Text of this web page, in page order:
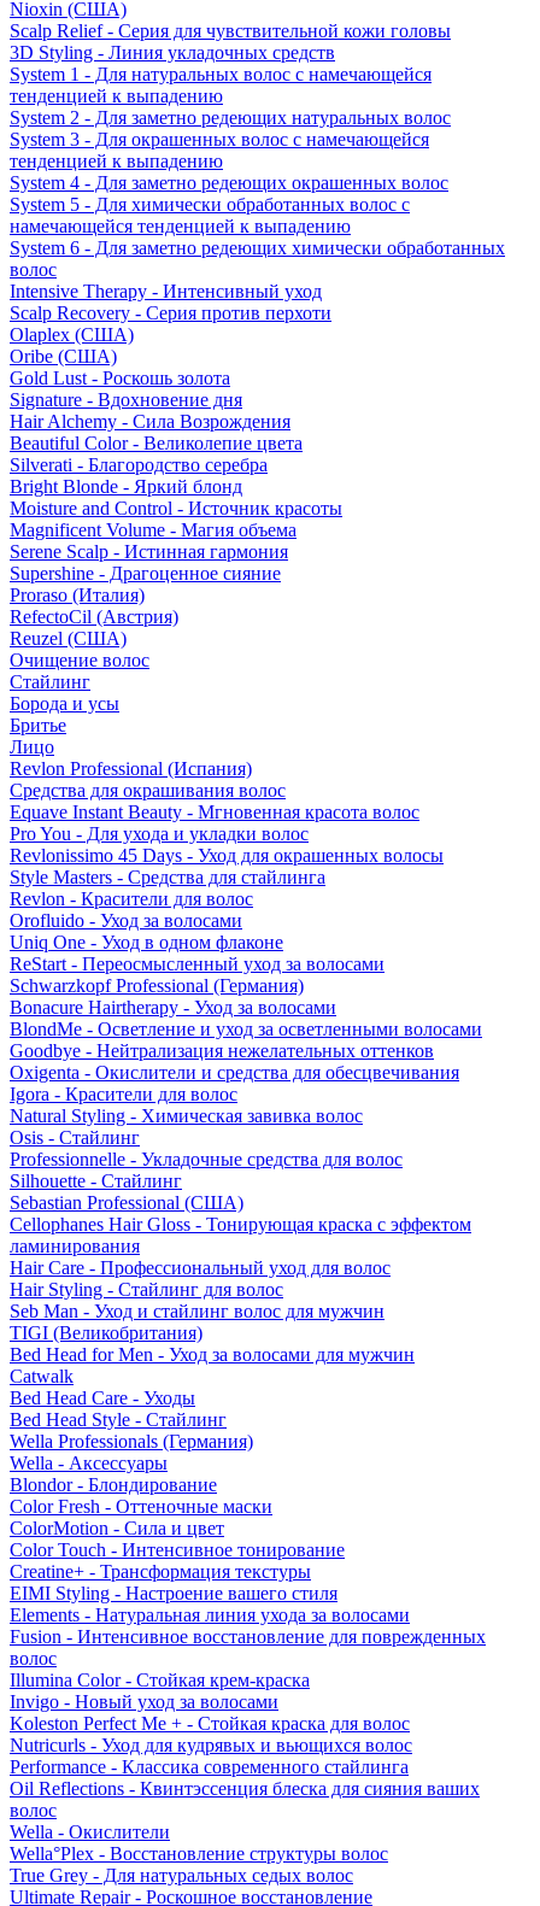
Nioxin (США)
Scalp Relief - Серия для чувствительной кожи головы
3D Styling - Линия укладочных средств
System 1 - Для натуральных волос с намечающейся
тенденцией к выпадению
System 2 - Для заметно редеющих натуральных волос
System 3 - Для окрашенных волос с намечающейся
тенденцией к выпадению
System 4 - Для заметно редеющих окрашенных волос
System 5 - Для химически обработанных волос с
намечающейся тенденцией к выпадению
System 6 - Для заметно редеющих химически обработанных
волос
Intensive Therapy - Интенсивный уход
Scalp Recovery - Серия против перхоти
Olaplex (США)
Oribe (США)
Gold Lust - Роскошь золота
Signature - Вдохновение дня
Hair Alchemy - Сила Возрождения
Beautiful Color - Великолепие цвета
Silverati - Благородство серебра
Bright Blonde - Яркий блонд
Moisture and Control - Источник красоты
Magnificent Volume - Магия объема
Serene Scalp - Истинная гармония
Supershine - Драгоценное сияние
Proraso (Италия)
RefectoCil (Австрия)
Reuzel (США)
Очищение волос
Стайлинг
Борода и усы
Бритье
Лицо
Revlon Professional (Испания)
Средства для окрашивания волос
Equave Instant Beauty - Мгновенная красота волос
Pro You - Для ухода и укладки волос
Revlonissimo 45 Days - Уход для окрашенных волосы
Style Masters - Средства для стайлинга
Revlon - Красители для волос
Orofluido - Уход за волосами
Uniq One - Уход в одном флаконе
ReStart - Переосмысленный уход за волосами
Schwarzkopf Professional (Германия)
Bonacure Hairtherapy - Уход за волосами
BlondMe - Осветление и уход за осветленными волосами
Goodbye - Нейтрализация нежелательных оттенков
Oxigenta - Окислители и средства для обесцвечивания
Igora - Красители для волос
Natural Styling - Химическая завивка волос
Osis - Стайлинг
Professionnelle - Укладочные средства для волос
Silhouette - Стайлинг
Sebastian Professional (США)
Cellophanes Hair Gloss - Тонирующая краска с эффектом
ламинирования
Hair Care - Профессиональный уход для волос
Hair Styling - Стайлинг для волос
Seb Man - Уход и стайлинг волос для мужчин
TIGI (Великобритания)
Bed Head for Men - Уход за волосами для мужчин
Catwalk
Bed Head Care - Уходы
Bed Head Style - Стайлинг
Wella Professionals (Германия)
Wella - Аксессуары
Blondor - Блондирование
Color Fresh - Оттеночные маски
ColorMotion - Сила и цвет
Color Touch - Интенсивное тонирование
Creatine+ - Трансформация текстуры
EIMI Styling - Настроение вашего стиля
Elements - Натуральная линия ухода за волосами
Fusion - Интенсивное восстановление для поврежденных
волос
Illumina Color - Стойкая крем-краска
Invigo - Новый уход за волосами
Koleston Perfect Me + - Стойкая краска для волос
Nutricurls - Уход для кудрявых и вьющихся волос
Performance - Классика современного стайлинга
Oil Reflections - Квинтэссенция блеска для сияния ваших
волос
Wella - Окислители
Wella°Plex - Восстановление структуры волос
True Grey - Для натуральных седых волос
Ultimate Repair - Роскошное восстановление